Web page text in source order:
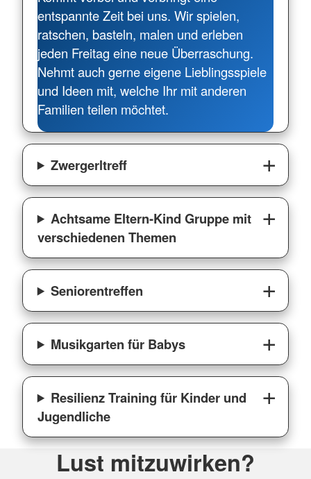
entspannte Zeit bei uns. Wir spielen,
ratschen, basteln, malen und erleben
jeden Freitag eine neue Überraschung.
Nehmt auch gerne eigene Lieblingsspiele
und Ideen mit, welche Ihr mit anderen
Familien teilen möchtet.
Zwergerltreff
Achtsame Eltern-Kind Gruppe mit
verschiedenen Themen
Seniorentreffen
Musikgarten für Babys
Resilienz Training für Kinder und
Jugendliche
Lust mitzuwirken?